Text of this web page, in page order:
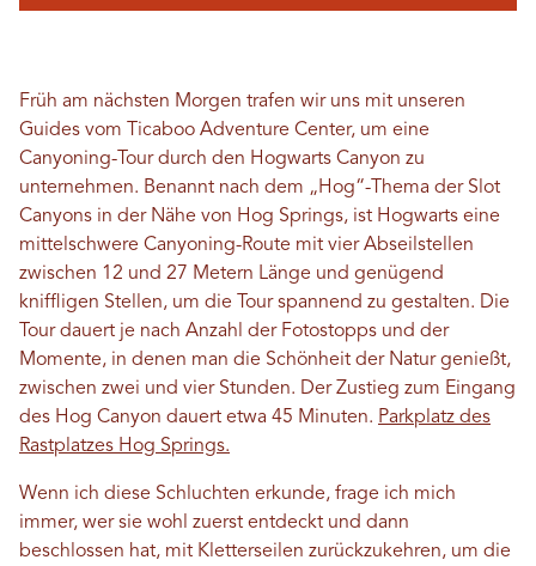
Früh am nächsten Morgen trafen wir uns mit unseren
Guides vom Ticaboo Adventure Center, um eine
Canyoning-Tour durch den Hogwarts Canyon zu
unternehmen. Benannt nach dem „Hog“-Thema der Slot
Canyons in der Nähe von Hog ​​Springs, ist Hogwarts eine
mittelschwere Canyoning-Route mit vier Abseilstellen
zwischen 12 und 27 Metern Länge und genügend
kniffligen Stellen, um die Tour spannend zu gestalten. Die
Tour dauert je nach Anzahl der Fotostopps und der
Momente, in denen man die Schönheit der Natur genießt,
zwischen zwei und vier Stunden. Der Zustieg zum Eingang
des Hog Canyon dauert etwa 45 Minuten. Parkplatz des
Rastplatzes Hog Springs.
Wenn ich diese Schluchten erkunde, frage ich mich
immer, wer sie wohl zuerst entdeckt und dann
beschlossen hat, mit Kletterseilen zurückzukehren, um die